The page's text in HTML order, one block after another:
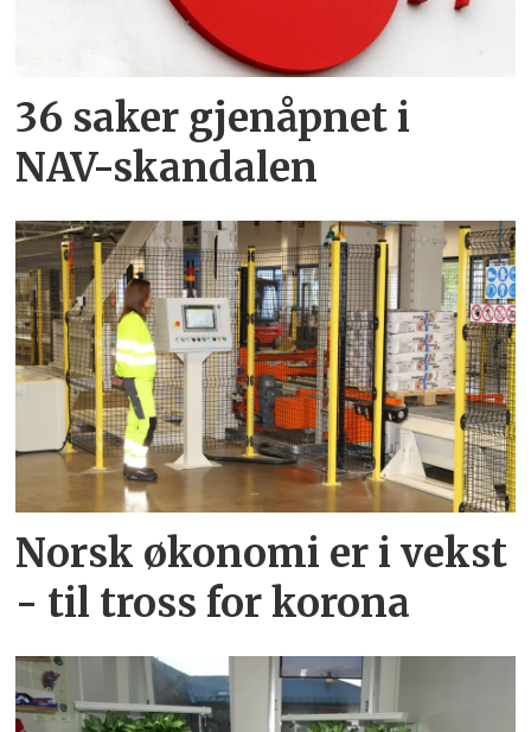
36 saker gjenåpnet i
NAV-skandalen
Norsk økonomi er i vekst
- til tross for korona